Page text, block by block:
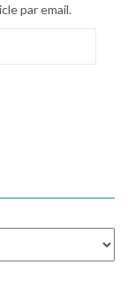
par email.